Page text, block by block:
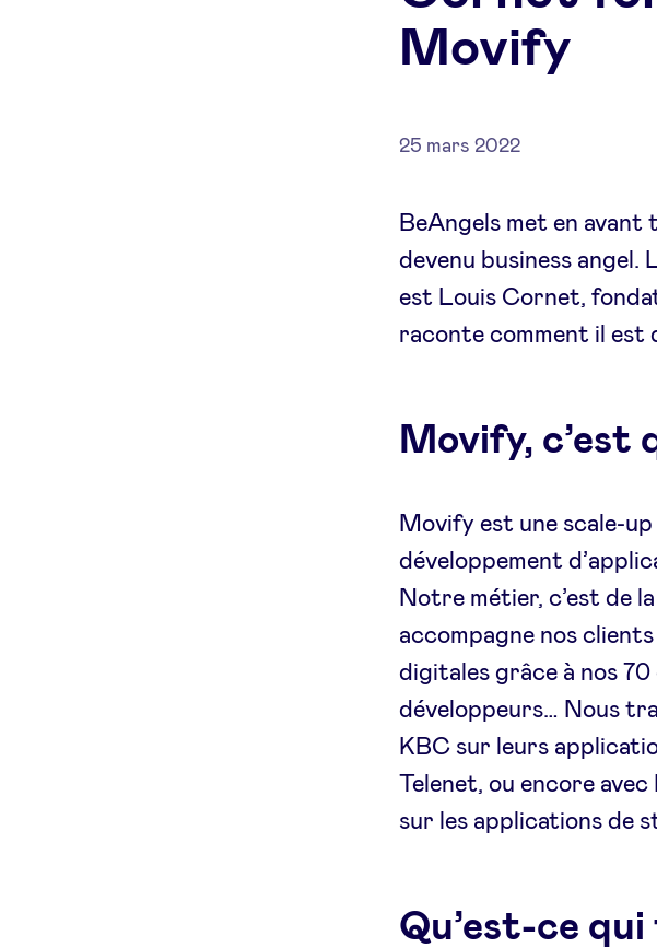
Movify
25 mars 2022
BeAngels met en avant
devenu business
est Louis Cornet,
raconte comment il est
Movify, c’est
Movify est une scale-
développement
Notre métier, c’est de
accompagne nos
digitales grâce à nos
développeurs… Nous
KBC sur leurs
Telenet, ou encore
sur les applications de
Qu’est-ce qui